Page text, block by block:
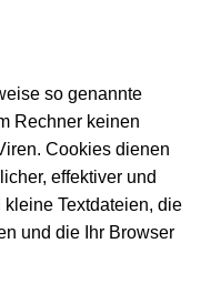
so genannte
Rechner keinen
Cookies dienen
effektiver und
Textdateien, die
und die Ihr Browser